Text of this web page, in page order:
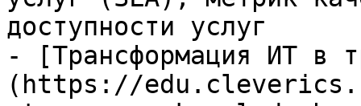
доступности услуг
- [Трансформация ИТ в
(https://